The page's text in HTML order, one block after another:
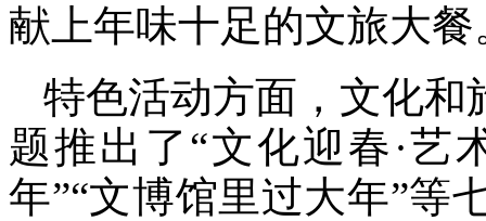
献上年味十足的文旅大餐
特色活动方面，文化和
题推出了“文化迎春·艺
年”“文博馆里过大年”等